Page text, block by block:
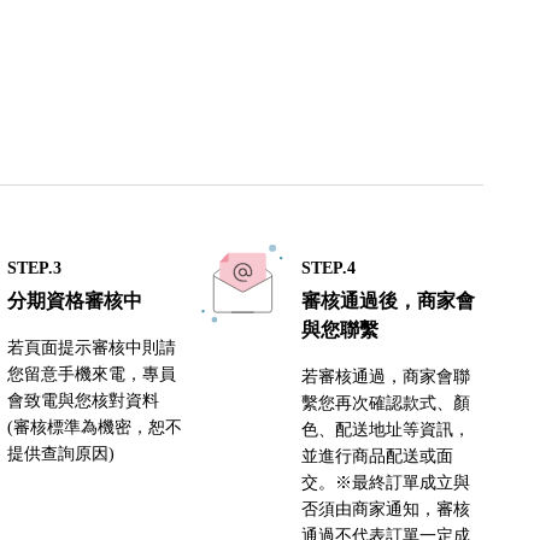
STEP.3
分期資格審核中
若頁面提示審核中則請
您留意手機來電，專員
會致電與您核對資料
(審核標準為機密，恕不
提供查詢原因)
STEP.4
審核通過後，商家會
與您聯繫
若審核通過，商家會聯
繫您再次確認款式、顏
色、配送地址等資訊，
並進行商品配送或面
交。※最終訂單成立與
否須由商家通知，審核
通過不代表訂單一定成